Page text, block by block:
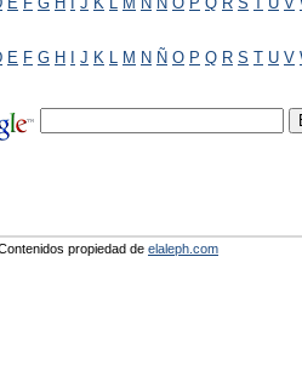
E F G H I J K L M N Ñ O P Q R S T U V
propiedad de elaleph.com